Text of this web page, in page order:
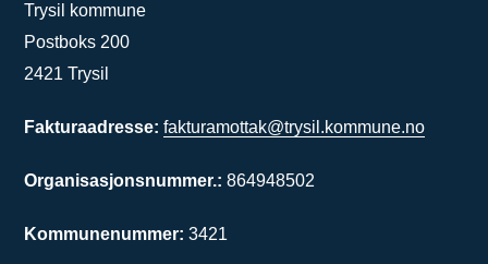
Trysil kommune
Postboks 200
2421 Trysil
Fakturaadresse:fakturamottak@trysil.kommune.no
Organisasjonsnummer.:864948502
Kommunenummer: 3421